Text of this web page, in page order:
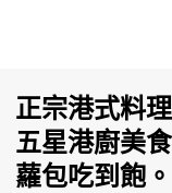
正宗港式料
五星港廚美
蘿包吃到飽。